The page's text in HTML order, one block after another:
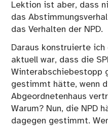
Lektion ist aber, dass
das
das Verhalten der NPD.
Daraus konstruierte ich
aktuell war, dass die
Winterabschiebestopp
gestimmt hätte, wenn
Abgeordnetenhaus
Warum? Nun, die NPD
dagegen gestimmt.